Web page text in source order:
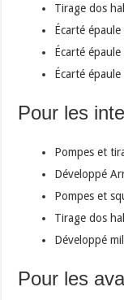
Tirage dos
Écarté
Écarté
Écarté
Pour les
Pompes et
Développé
Pompes et
Tirage dos
Développé
Pour les